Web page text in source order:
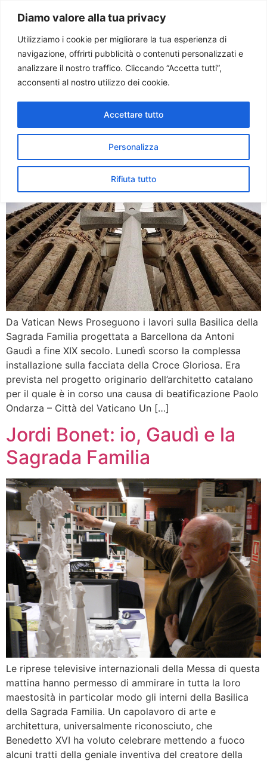
Diamo valore alla tua privacy
Utilizziamo i cookie per migliorare la tua esperienza di
navigazione, offrirti pubblicità o contenuti personalizzati e
analizzare il nostro traffico. Cliccando “Accetta tutti”,
acconsenti al nostro utilizzo dei cookie.
Personalizza
Rifiuta tutto
Accettare tutto
Paolo Ondarza
Tag:sagrada familia
La Croce Gloriosa installata
sulla facciata della Sagrada
Da Vatican News Proseguono i lavori sulla Basilica della
Sagrada Familia progettata a Barcellona da Antoni
Gaudì a fine XIX secolo. Lunedì scorso la complessa
installazione sulla facciata della Croce Gloriosa. Era
prevista nel progetto originario dell’architetto catalano
per il quale è in corso una causa di beatificazione Paolo
Ondarza – Città del Vaticano Un […]
Jordi Bonet: io, Gaudì e la
Sagrada Familia
Le riprese televisive internazionali della Messa di questa
mattina hanno permesso di ammirare in tutta la loro
maestosità in particolar modo gli interni della Basilica
della Sagrada Familia. Un capolavoro di arte e
architettura, universalmente riconosciuto, che
Benedetto XVI ha voluto celebrare mettendo a fuoco
alcuni tratti della geniale inventiva del creatore della